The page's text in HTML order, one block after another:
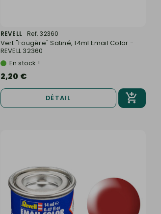
REVELL Ref. 32360
Vert "Fougère" Satiné, 14ml Email Color -
REVELL 32360
En stock !
2,20 €
DÉTAIL